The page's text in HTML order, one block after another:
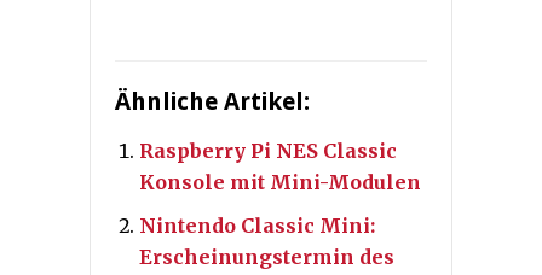
Ähnliche Artikel:
Raspberry Pi NES Classic
Konsole mit Mini-Modulen
Nintendo Classic Mini:
Erscheinungstermin des